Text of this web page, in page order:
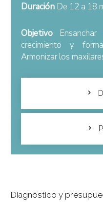
DuraciónDe 12 a 18
Objetivo
crecimiento y
Armonizar los
Diagnóstico y